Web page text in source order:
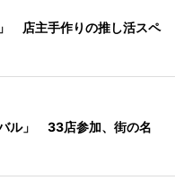
店主手作りの推し活スペ
ル」 33店参加、街の名